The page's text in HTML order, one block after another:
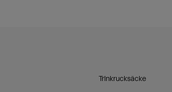
Trinkrucksäcke